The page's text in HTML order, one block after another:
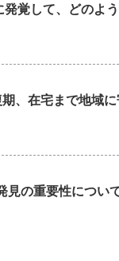
覚して、どのよ
、在宅まで地域
見の重要性につい